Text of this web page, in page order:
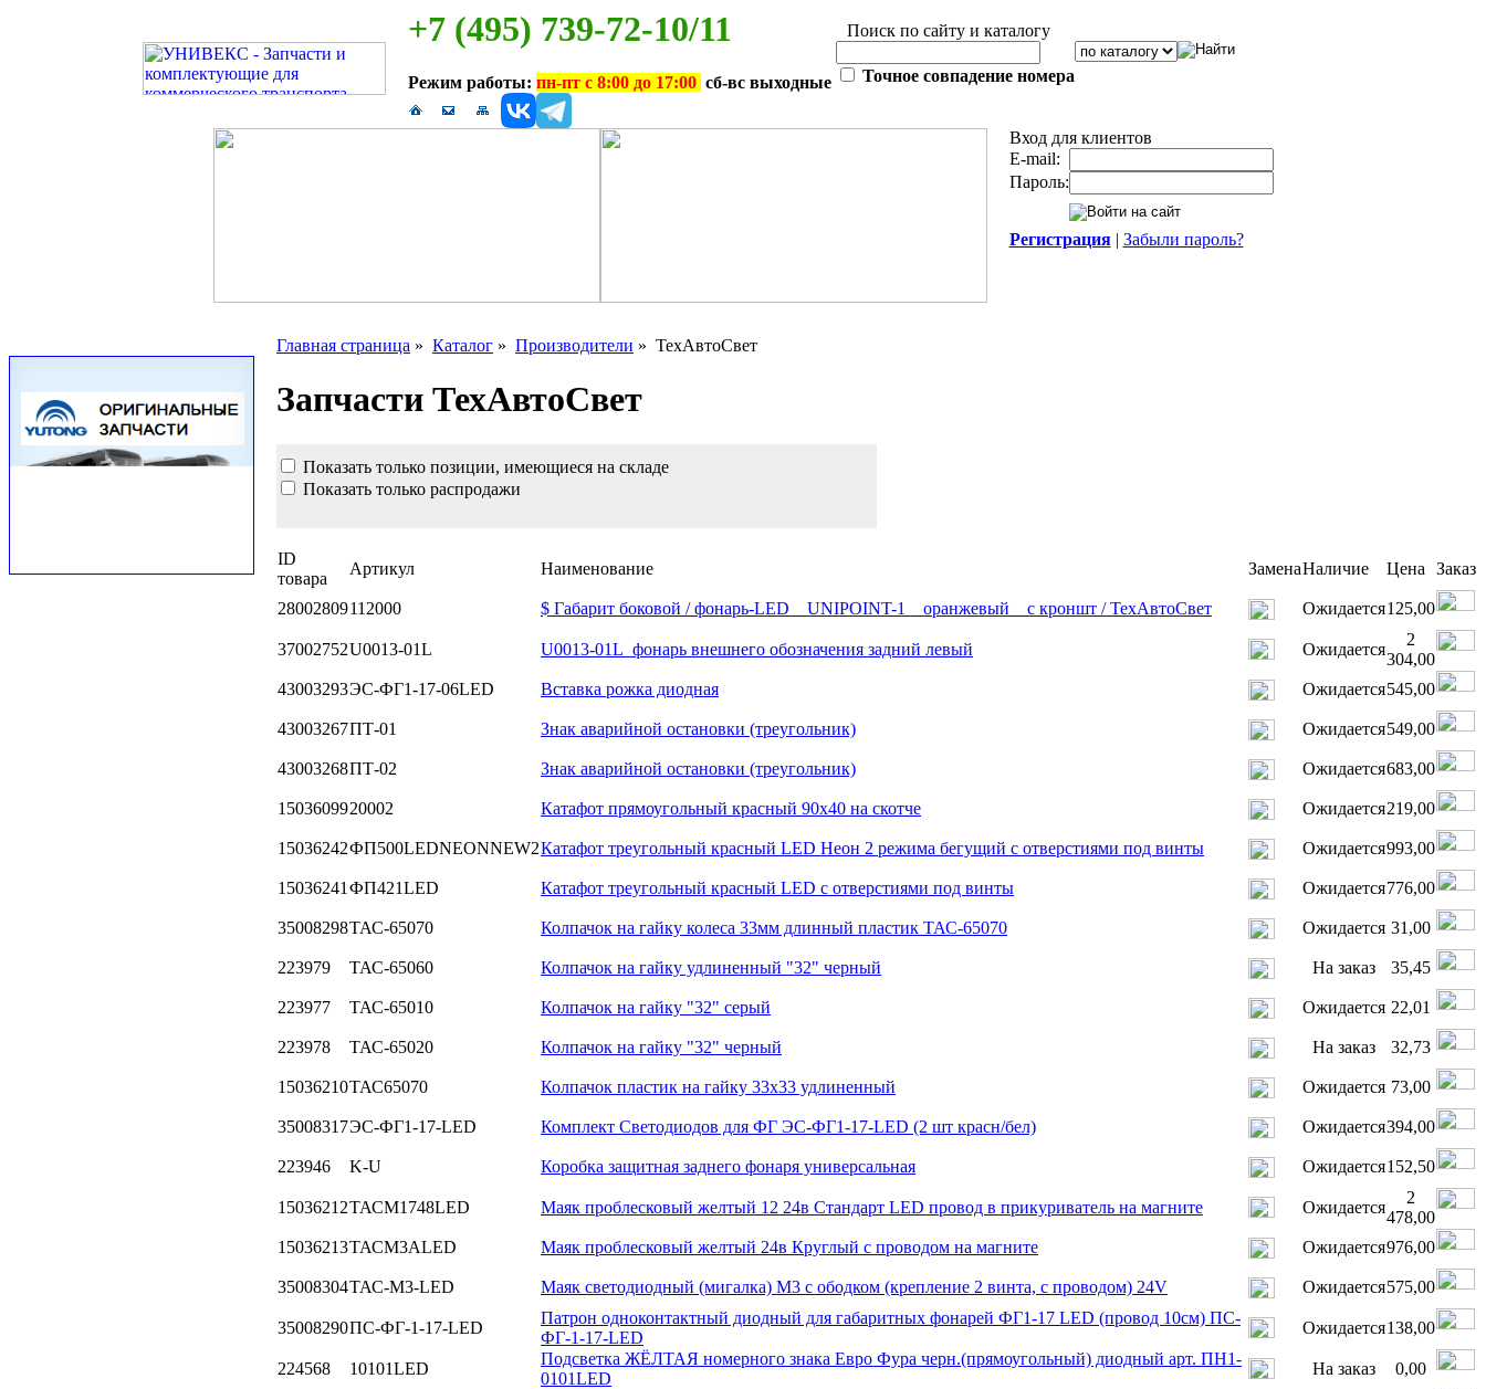
+7 (495) 739-72-10/11
Режим работы: пн-пт с 8:00 до 17:00 сб-вс выходные
Поиск по сайту и каталогу
Точное совпадение номера
Вход для клиентов
E-mail:
Пароль:
Регистрация| Забыли пароль?
Главная страница » Каталог » Производители » ТехАвтоСвет
Запчасти ТехАвтоСвет
Показать только позиции, имеющиеся на складе
Показать только распродажи
ID
товара
Артикул Наименование ЗаменаНаличие Цена Заказ
28002809112000 $ Габарит боковой / фонарь-LED _ UNIPOINT-1 _ оранжевый _ с кроншт / ТехАвтоСвет Ожидается125,00
37002752U0013-01L U0013-01L_фонарь внешнего обозначения задний левый Ожидается
2
304,00
43003293ЭС-ФГ1-17-06LED Вставка рожка диодная Ожидается545,00
43003267ПТ-01 Знак аварийной остановки (треугольник) Ожидается549,00
43003268ПТ-02 Знак аварийной остановки (треугольник) Ожидается683,00
1503609920002 Катафот прямоугольный красный 90х40 на скотче Ожидается219,00
15036242ФП500LEDNEONNEW2Катафот треугольный красный LED Неон 2 режима бегущий с отверстиями под винты Ожидается993,00
15036241 ФП421LED Катафот треугольный красный LED с отверстиями под винты Ожидается776,00
35008298ТАС-65070 Колпачок на гайку колеса 33мм длинный пластик ТАС-65070 Ожидается 31,00
223979 ТАС-65060 Колпачок на гайку удлиненный "32" черный На заказ 35,45
223977 ТАС-65010 Колпачок на гайку "32" серый Ожидается 22,01
223978 ТАС-65020 Колпачок на гайку "32" черный На заказ 32,73
15036210ТАС65070 Колпачок пластик на гайку 33х33 удлиненный Ожидается 73,00
35008317ЭС-ФГ1-17-LED Комплект Светодиодов для ФГ ЭС-ФГ1-17-LED (2 шт красн/бел) Ожидается394,00
223946 K-U Коробка защитная заднего фонаря универсальная Ожидается152,50
15036212ТАСМ1748LED Маяк проблесковый желтый 12 24в Стандарт LED провод в прикуриватель на магните Ожидается
2
478,00
15036213ТАСМ3ALED Маяк проблесковый желтый 24в Круглый с проводом на магните Ожидается976,00
35008304ТАС-М3-LED Маяк светодиодный (мигалка) M3 с ободком (крепление 2 винта, с проводом) 24V Ожидается575,00
35008290ПС-ФГ-1-17-LED
Патрон одноконтактный диодный для габаритных фонарей ФГ1-17 LED (провод 10см) ПС-
ФГ-1-17-LED
Ожидается138,00
224568 10101LED
Подсветка ЖЁЛТАЯ номерного знака Евро Фура черн.(прямоугольный) диодный арт. ПН1-
0101LED
На заказ 0,00